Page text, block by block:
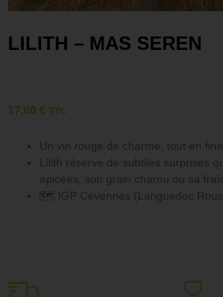
LILITH – MAS SEREN
17,00 € TTC
Un vin rouge de charme, tout en
Lilith réserve de subtiles surprises
épicées, son grain charnu ou sa
🗺 IGP Cévennes (Languedoc